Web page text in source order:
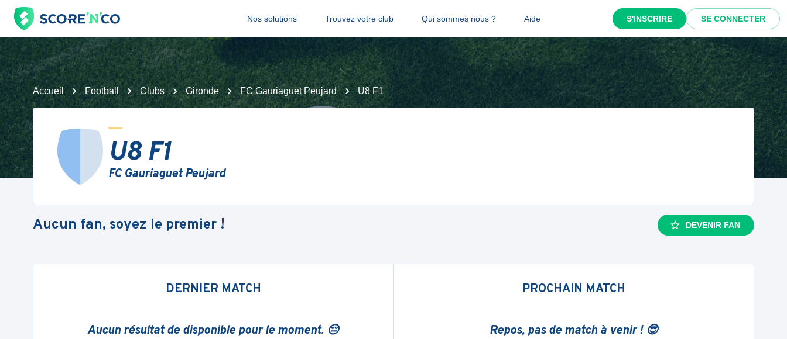
Nos solutions Trouvez votre club Qui sommes nous ? Aide S'INSCRIRE SE CONNECTER
Accueil Football Clubs Gironde FC Gauriaguet Peujard U8 F1
U8 F1
FC Gauriaguet Peujard
Aucun fan, soyez le premier ! DEVENIR FAN
DERNIER MATCH
Aucun résultat de disponible pour le moment. 😔
PROCHAIN MATCH
Repos, pas de match à venir ! 😎